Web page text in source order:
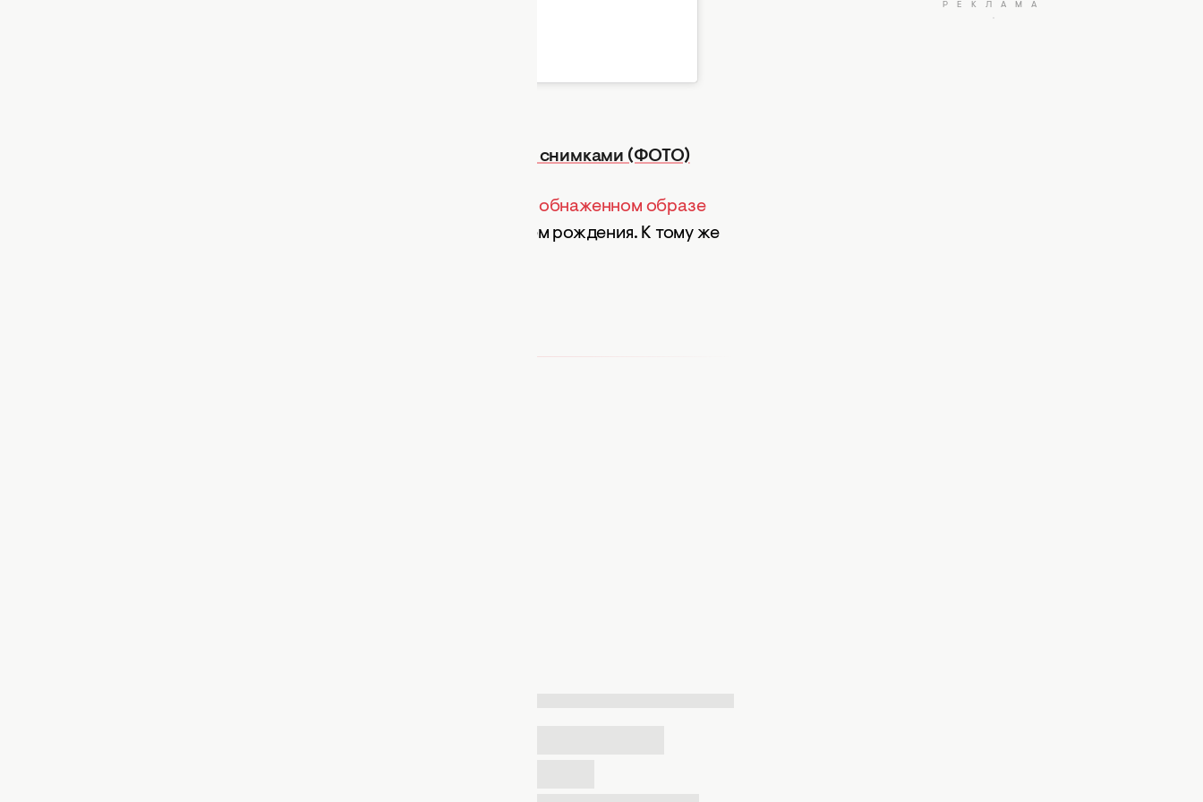
"Роковой соблазн": Тина Кароль удивила откровенными снимками (ФОТО)
в обнаженном образе
поклонников за поздравление с днем рождения. К тому же